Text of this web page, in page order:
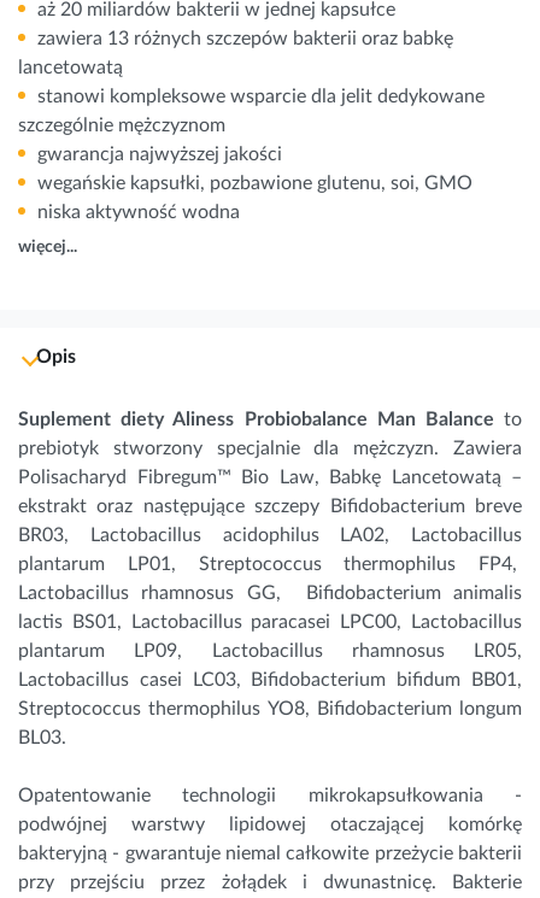
aż 20 miliardów bakterii w jednej kapsułce
zawiera 13 różnych szczepów bakterii oraz babkę
lancetowatą
stanowi kompleksowe wsparcie dla jelit dedykowane
szczególnie mężczyznom
gwarancja najwyższej jakości
wegańskie kapsułki, pozbawione glutenu, soi, GMO
niska aktywność wodna
więcej...
Opis
Suplement diety Aliness Probiobalance Man Balance to
prebiotyk stworzony specjalnie dla mężczyzn. Zawiera
Polisacharyd Fibregum™ Bio Law, Babkę Lancetowatą –
ekstrakt oraz następujące szczepy
Bifidobacterium breve
BR03, Lactobacillus acidophilus LA02, Lactobacillus
plantarum LP01, Streptococcus thermophilus FP4,
Lactobacillus rhamnosus GG,  Bifidobacterium animalis
lactis BS01, Lactobacillus paracasei LPC00, Lactobacillus
plantarum LP09, Lactobacillus rhamnosus LR05,
Lactobacillus casei LC03, Bifidobacterium
bifidum BB01,
Streptococcus thermophilus YO8, Bifidobacterium longum
BL03.
Opatentowanie technologii mikrokapsułkowania -
podwójnej warstwy lipidowej otaczającej komórkę
bakteryjną - gwarantuje niemal całkowite przeżycie bakterii
przy przejściu przez żołądek i dwunastnicę. Bakterie